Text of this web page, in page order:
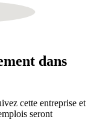
dans
cette entreprise et
seront